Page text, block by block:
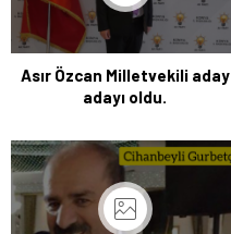
Asır Özcan Milletvekili aday
adayı oldu.